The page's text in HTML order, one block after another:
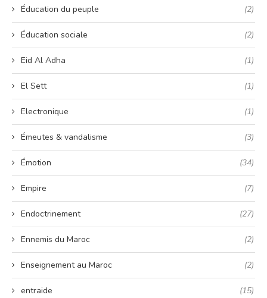
Éducation du peuple (2)
Éducation sociale (2)
Eid Al Adha (1)
El Sett (1)
Electronique (1)
Émeutes & vandalisme (3)
Émotion (34)
Empire (7)
Endoctrinement (27)
Ennemis du Maroc (2)
Enseignement au Maroc (2)
entraide (15)